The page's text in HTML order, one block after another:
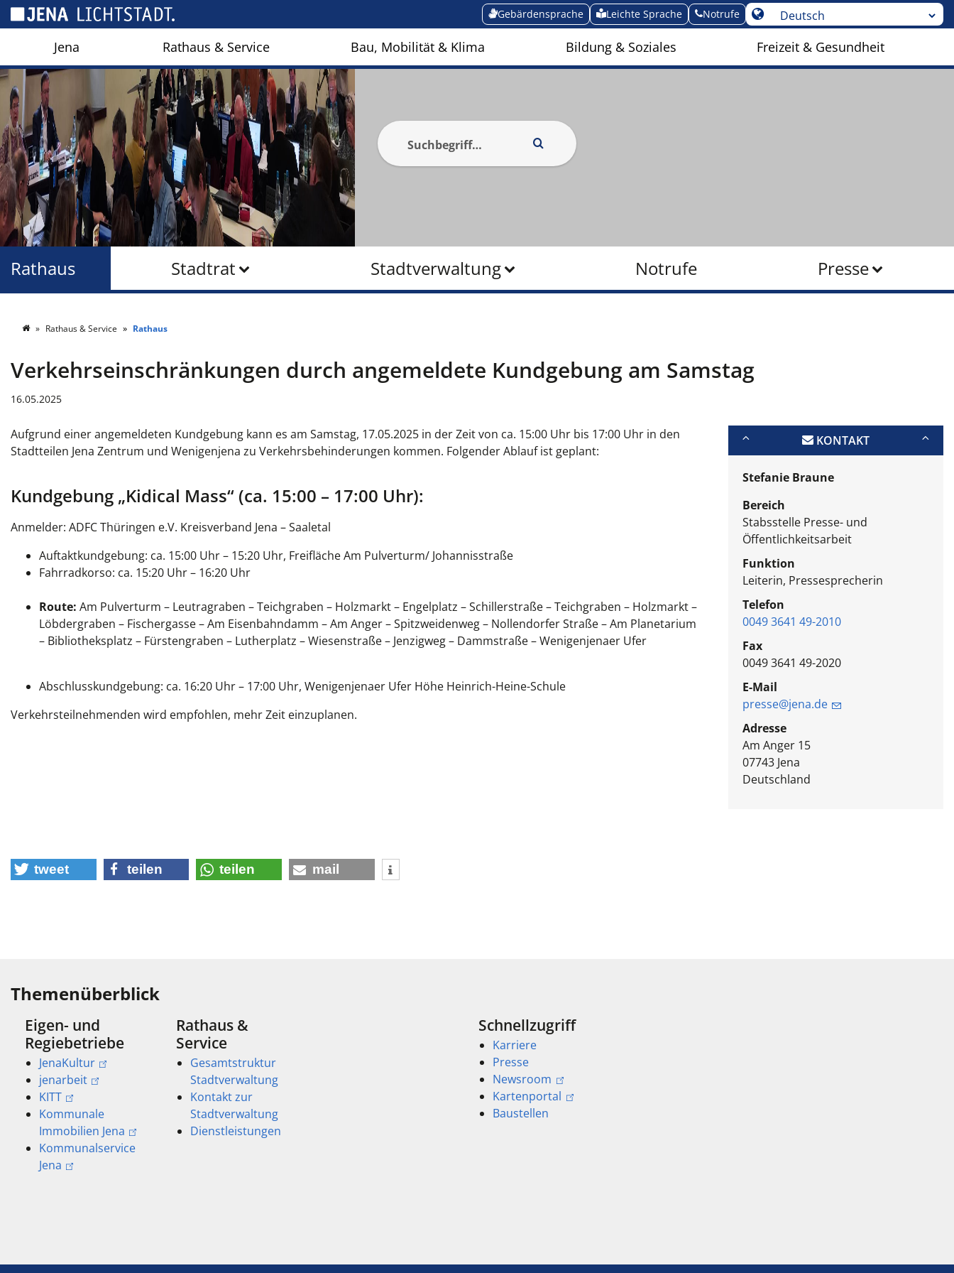
Gebärdensprache Leichte Sprache Notrufe
Jena Rathaus & Service Bau, Mobilität & Klima Bildung & Soziales Freizeit & Gesundheit
Stadtrat Stadtverwaltung Notrufe Presse
Rathaus
Rathaus & Service Rathaus
Verkehrseinschränkungen durch angemeldete Kundgebung am Samstag
16.05.2025
Aufgrund einer angemeldeten Kundgebung kann es am Samstag, 17.05.2025 in der Zeit von ca. 15:00 Uhr bis 17:00 Uhr in den
Stadtteilen Jena Zentrum und Wenigenjena zu Verkehrsbehinderungen kommen. Folgender Ablauf ist geplant:
Kundgebung „Kidical Mass“ (ca. 15:00 – 17:00 Uhr):
Anmelder: ADFC Thüringen e.V. Kreisverband Jena – Saaletal
Auftaktkundgebung: ca. 15:00 Uhr – 15:20 Uhr, Freifläche Am Pulverturm/ Johannisstraße
Fahrradkorso: ca. 15:20 Uhr – 16:20 Uhr
Route: Am Pulverturm – Leutragraben – Teichgraben – Holzmarkt – Engelplatz – Schillerstraße – Teichgraben – Holzmarkt –
Löbdergraben – Fischergasse – Am Eisenbahndamm – Am Anger – Spitzweidenweg – Nollendorfer Straße – Am Planetarium
– Bibliotheksplatz – Fürstengraben – Lutherplatz – Wiesenstraße – Jenzigweg – Dammstraße – Wenigenjenaer Ufer
Abschlusskundgebung: ca. 16:20 Uhr – 17:00 Uhr, Wenigenjenaer Ufer Höhe Heinrich-Heine-Schule
Verkehrsteilnehmenden wird empfohlen, mehr Zeit einzuplanen.
KONTAKT
Stefanie Braune
Bereich
Stabsstelle Presse- und
Öffentlichkeitsarbeit
Funktion
Leiterin, Pressesprecherin
Telefon
0049 3641 49-2010
Fax
0049 3641 49-2020
E-Mail
presse@jena.de
Adresse
Am Anger 15
07743 Jena
Deutschland
tweet teilen teilen mail
Themenüberblick
Eigen- und
Regiebetriebe
JenaKultur
jenarbeit
KITT
Kommunale
Immobilien Jena
Kommunalservice
Jena
Rathaus &
Service
Gesamtstruktur
Stadtverwaltung
Kontakt zur
Stadtverwaltung
Dienstleistungen
Schnellzugriff
Karriere
Presse
Newsroom
Kartenportal
Baustellen
Cookie-Einstellungen